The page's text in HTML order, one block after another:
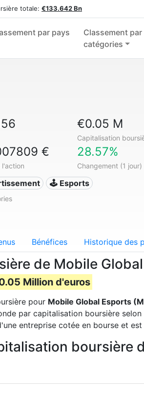
totale: €133.642 Bn
par pays
Classement par
catégories
€0.05 M
Capitalisation
€
l'action
28.57%
Changement (1 jour)
🕹️ Esports
Bénéfices Historique des
de Mobile
Million d'euros
pour Mobile Global Esports
par capitalisation boursière
entreprise cotée en bourse et
boursière